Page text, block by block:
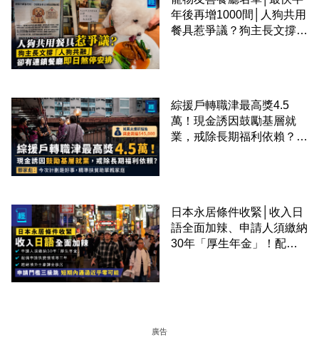
年後再增1000間│人狗共用
餐具惹爭議？狗主長文撐
綜援戶轉職津最高獎4.5
萬！現金誘因鼓勵基層就
業，戒除長期福利依賴？鄧
日本永居條件收緊│收入日
語全面加辣、申請人須繳納
30年「厚生年金」！配偶
廣告